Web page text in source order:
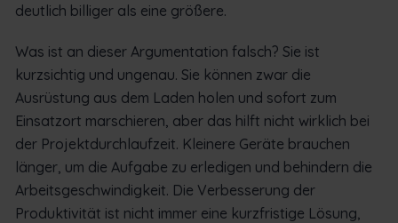
deutlich billiger als eine größere.
Was ist an dieser Argumentation falsch? Sie ist
kurzsichtig und ungenau. Sie können zwar die
Ausrüstung aus dem Laden holen und sofort zum
Einsatzort marschieren, aber das hilft nicht wirklich bei
der Projektdurchlaufzeit. Kleinere Geräte brauchen
länger, um die Aufgabe zu erledigen und behindern die
Arbeitsgeschwindigkeit. Die Verbesserung der
Produktivität ist nicht immer eine kurzfristige Lösung,